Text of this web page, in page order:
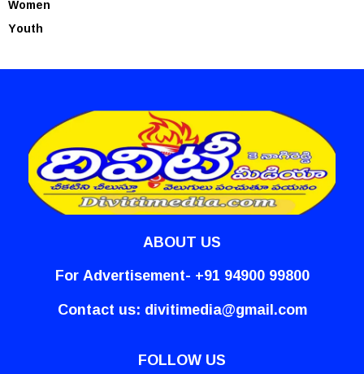
Women
Youth
ABOUT US
For Advertisement- +91 94900 99800
Contact us: divitimedia@gmail.com
FOLLOW US